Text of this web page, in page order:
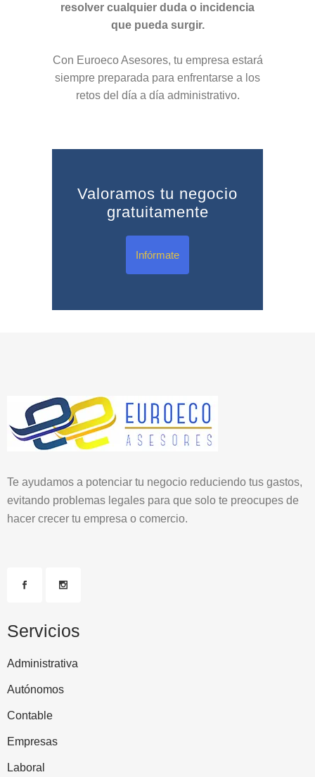
resolver cualquier duda o incidencia
que pueda surgir.
Con Euroeco Asesores, tu empresa estará
siempre preparada para enfrentarse a los
retos del día a día administrativo.
Valoramos tu negocio
gratuitamente
Infórmate
Te ayudamos a potenciar tu negocio reduciendo tus gastos,
evitando problemas legales para que solo te preocupes de
hacer crecer tu empresa o comercio.
Servicios
Administrativa
Autónomos
Contable
Empresas
Laboral